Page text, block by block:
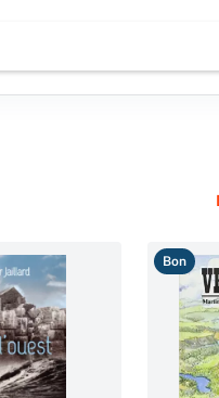
Bon